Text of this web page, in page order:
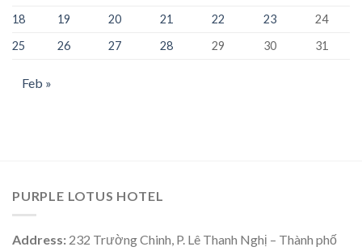
18
19 20 21 22 23
24
25
26 27 28 29 30 31
Feb »
PURPLE LOTUS HOTEL
Address: 232 Trường Chinh, P. Lê Thanh Nghị – Thành phố